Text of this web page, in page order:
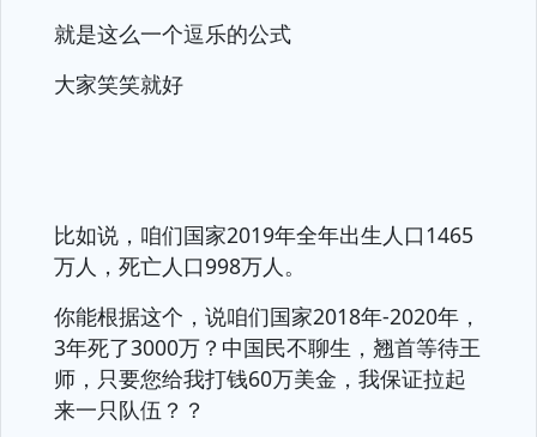
就是这么一个逗乐的公式
大家笑笑就好
比如说，咱们国家2019年全年出生人口1465
万人，死亡人口998万人。
你能根据这个，说咱们国家2018年-2020年，
3年死了3000万？中国民不聊生，翘首等待王
师，只要您给我打钱60万美金，我保证拉起
来一只队伍？？